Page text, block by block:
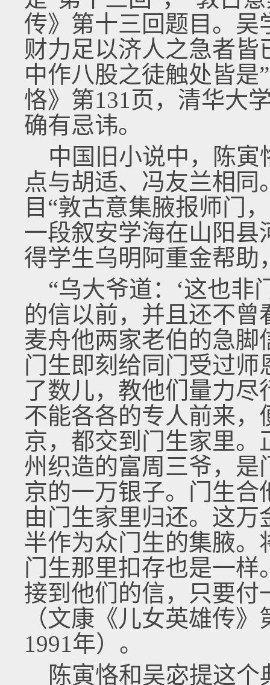
传》第十三回题目。吴
财力足以济人之急者
中作八股之徒触处皆是
恪》第131页，清华大
确有忌讳。
中国旧小说中，陈寅
点与胡适、冯友兰相
目“敦古意集腋报师门
一段叙安学海在山阳县
得学生乌明阿重金帮助
“乌大爷道：‘这也非
的信以前，并且还不
麦舟他两家老伯的急
门生即刻给同门受过
了数儿，教他们量力
不能各各的专人前来
京，都交到门生家里
州织造的富周三爷，是
京的一万银子。门生
由门生家里归还。这
半作为众门生的集腋
门生那里扣存也是一
接到他们的信，只要付
（文康《儿女英雄传
1991年）。
陈寅恪和吴宓提这个